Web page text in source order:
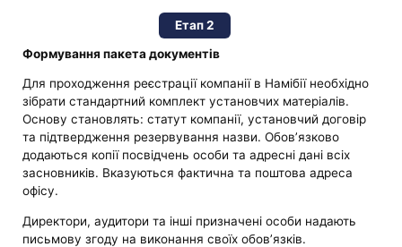
Етап 2
Формування пакета документів
Для проходження реєстрації компанії в Намібії необхідно
зібрати стандартний комплект установчих матеріалів.
Основу становлять: статут компанії, установчий договір
та підтвердження резервування назви. Обов’язково
додаються копії посвідчень особи та адресні дані всіх
засновників. Вказуються фактична та поштова адреса
офісу.
Директори, аудитори та інші призначені особи надають
письмову згоду на виконання своїх обов’язків.